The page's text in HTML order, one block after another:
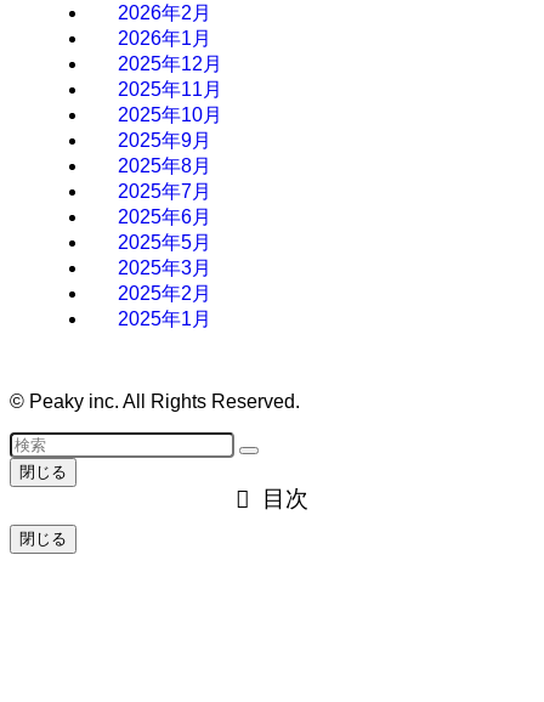
2026年2月
2026年1月
2025年12月
2025年11月
2025年10月
2025年9月
2025年8月
2025年7月
2025年6月
2025年5月
2025年3月
2025年2月
2025年1月
© Peaky inc. All Rights Reserved.
閉じる
目次
閉じる